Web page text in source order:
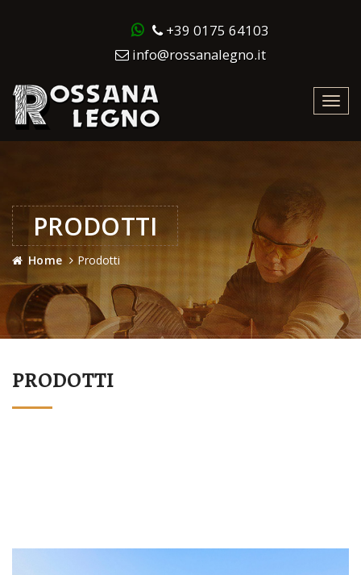
+39 0175 64103
info@rossanalegno.it
PRODOTTI
Home Prodotti
PRODOTTI